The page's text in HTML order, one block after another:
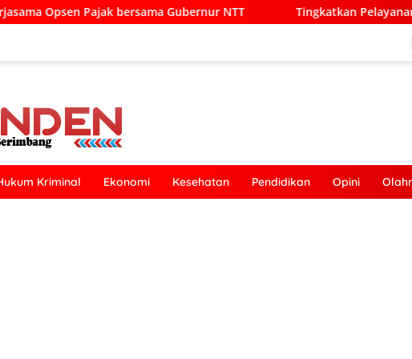
NTT Tingkatkan Pelayanan Publik, Pemkab Kupang
Kriminal Ekonomi Kesehatan Pendidikan Opini